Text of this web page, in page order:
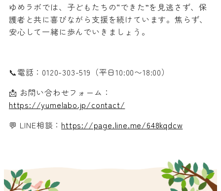
ゆめラボでは、子どもたちの“できた”を見逃さず、保
護者と共に喜びながら支援を続けています。焦らず、
安心して一緒に歩んでいきましょう。
📞電話：0120-303-519（平日10:00〜18:00）
📩 お問い合わせフォーム：
https://yumelabo.jp/contact/
💬 LINE相談： https://page.line.me/648kqdcw